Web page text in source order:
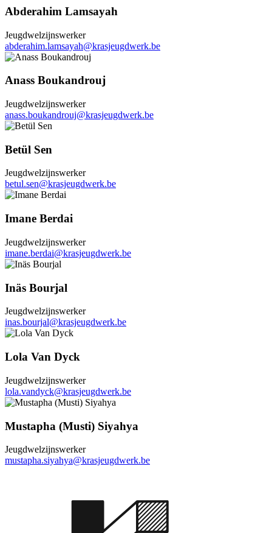
Abderahim Lamsayah
Jeugdwelzijnswerker
abderahim.lamsayah@krasjeugdwerk.be
Anass Boukandrouj
Jeugdwelzijnswerker
anass.boukandrouj@krasjeugdwerk.be
Betül Sen
Jeugdwelzijnswerker
betul.sen@krasjeugdwerk.be
Imane Berdai
Jeugdwelzijnswerker
imane.berdai@krasjeugdwerk.be
Inäs Bourjal
Jeugdwelzijnswerker
inas.bourjal@krasjeugdwerk.be
Lola Van Dyck
Jeugdwelzijnswerker
lola.vandyck@krasjeugdwerk.be
Mustapha (Musti) Siyahya
Jeugdwelzijnswerker
mustapha.siyahya@krasjeugdwerk.be